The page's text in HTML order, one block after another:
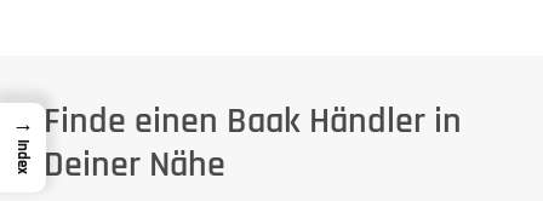
Finde einen Baak Händler in
Deiner Nähe
→
Index